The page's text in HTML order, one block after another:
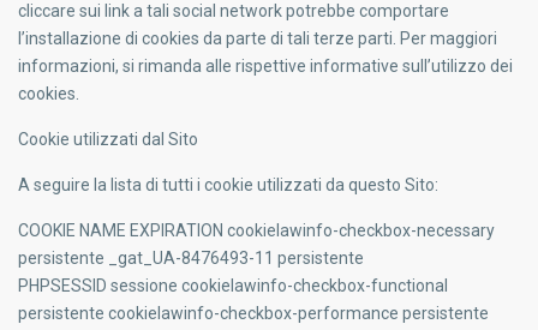
cliccare sui link a tali social network potrebbe comportare
l’installazione di cookies da parte di tali terze parti. Per maggiori
informazioni, si rimanda alle rispettive informative sull’utilizzo dei
cookies.
Cookie utilizzati dal Sito
A seguire la lista di tutti i cookie utilizzati da questo Sito:
COOKIE NAME EXPIRATION cookielawinfo-checkbox-necessary
persistente _gat_UA-8476493-11 persistente
PHPSESSID sessione cookielawinfo-checkbox-functional
persistente cookielawinfo-checkbox-performance persistente